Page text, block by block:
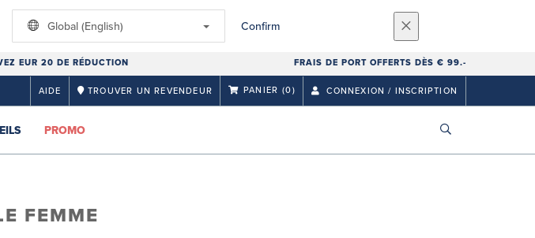
Global (English) Confirm
EUR 20 DE RÉDUCTION FRAIS DE PORT OFFERTS DÈS € 99.-
AIDE TROUVER UN REVENDEUR PANIER (0) CONNEXION / INSCRIPTION
PROMO
FEMME